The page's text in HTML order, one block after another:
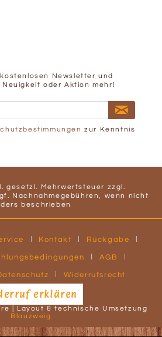
Newsletter und
oder Aktion mehr!
zur Kenntnis
gesetzl. Mehrwertsteuer zzgl.
Nachnahmegebühren, wenn nicht
beschrieben
Kontakt Rückgabe
AGB
Widerrufsrecht
erklären
| Layout & technische Umsetzung
Blauzweig